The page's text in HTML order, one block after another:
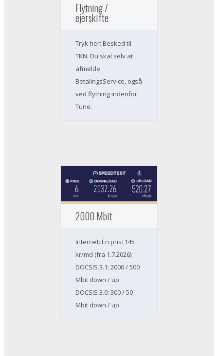
Flytning /
ejerskifte
Tryk her: Besked til
TKN. Du skal selv at
afmelde
BetalingsService, også
ved flytning indenfor
Tune.
2000 Mbit
Internet: Én pris: 145
kr/md (fra 1.7.2026):
DOCSIS 3.1: 2000 / 500
Mbit down / up
DOCSIS 3.0: 300 / 50
Mbit down / up